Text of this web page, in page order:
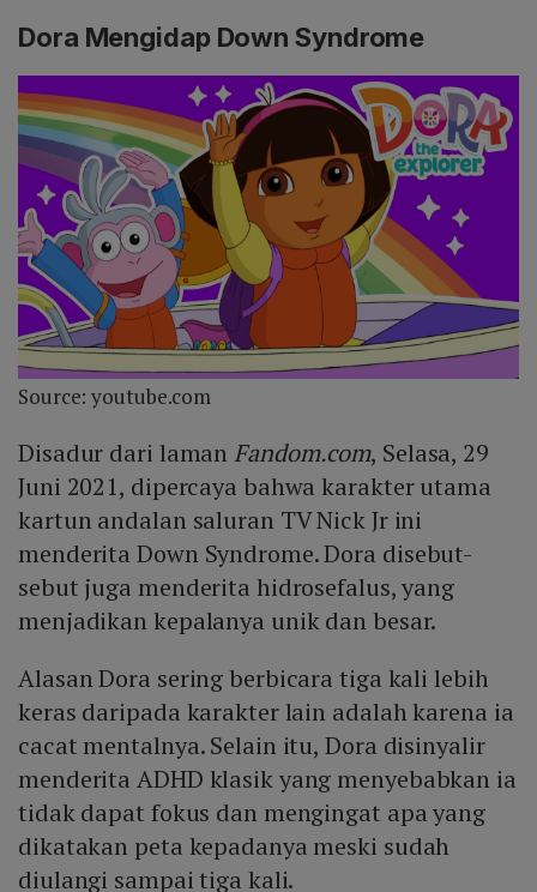
Dora Mengidap Down Syndrome
Source: youtube.com
Disadur dari laman Fandom.com, Selasa, 29
Juni 2021, dipercaya bahwa karakter utama
kartun andalan saluran TV Nick Jr ini
menderita Down Syndrome. Dora disebut-
sebut juga menderita hidrosefalus, yang
menjadikan kepalanya unik dan besar.
Alasan Dora sering berbicara tiga kali lebih
keras daripada karakter lain adalah karena ia
cacat mentalnya. Selain itu, Dora disinyalir
menderita ADHD klasik yang menyebabkan ia
tidak dapat fokus dan mengingat apa yang
dikatakan peta kepadanya meski sudah
diulangi sampai tiga kali.